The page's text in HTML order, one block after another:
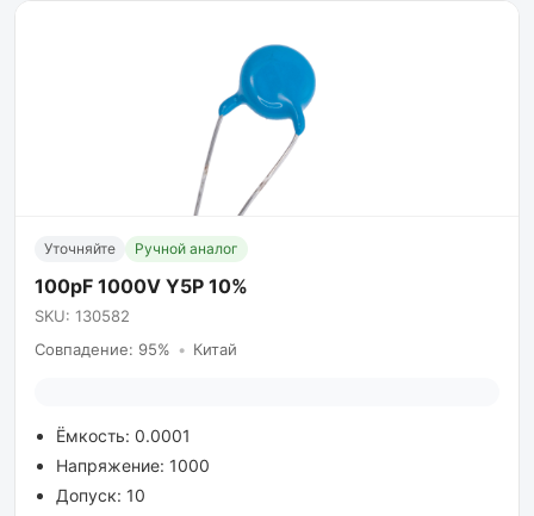
Уточняйте Ручной аналог
100pF 1000V Y5P 10%
SKU: 130582
Совпадение: 95% • Китай
Ёмкость: 0.0001
Напряжение: 1000
Допуск: 10